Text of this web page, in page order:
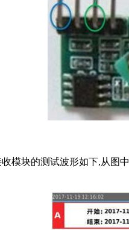
模块的测试波形如下,从图中